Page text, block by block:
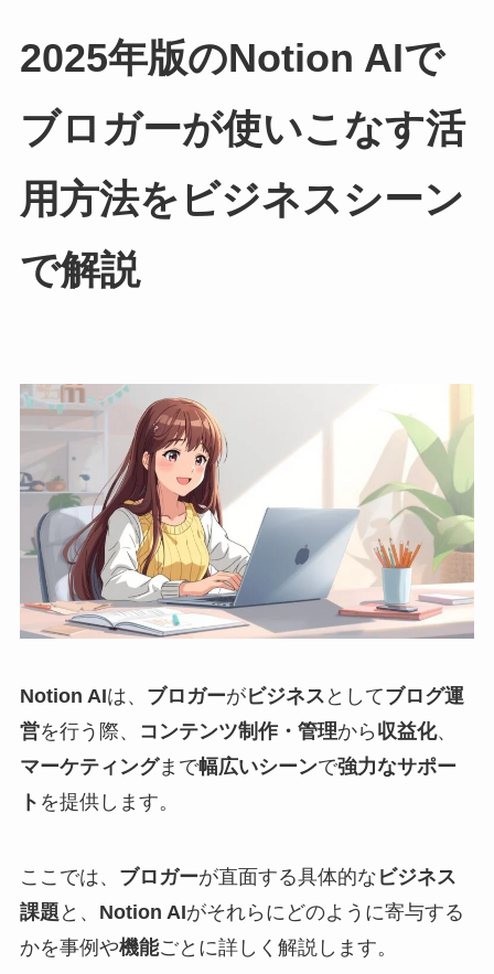
2025年版のNotion AIで
ブロガーが使いこなす活
用方法をビジネスシーン
で解説
Notion AIは、 ブロガーがビジネス としてブログ運
営を行う際、 コンテンツ制作・管理から 収益化、
マーケティングまで幅広いシーンで強力なサポー
ト を提供します。
ここでは、 ブロガーが直面する具体的な ビジネス
課題 と、 Notion AIがそれらにどのように寄与する
かを事例や機能ごとに詳しく解説します。